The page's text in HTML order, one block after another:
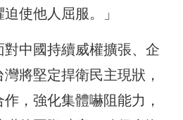
使他人屈服。」
中國持續威權擴張、企
將堅定捍衛民主現狀，
，強化集體嚇阻能力，